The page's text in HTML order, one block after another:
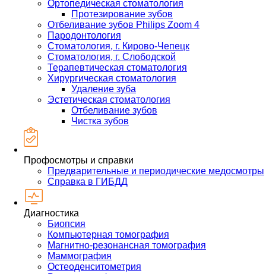
Ортопедическая стоматология
Протезирование зубов
Отбеливание зубов Philips Zoom 4
Пародонтология
Стоматология, г. Кирово-Чепецк
Стоматология, г. Слободской
Терапевтическая стоматология
Хирургическая стоматология
Удаление зуба
Эстетическая стоматология
Отбеливание зубов
Чистка зубов
Профосмотры и справки
Предварительные и периодические медосмотры
Справка в ГИБДД
Диагностика
Биопсия
Компьютерная томография
Магнитно-резонансная томография
Маммография
Остеоденситометрия